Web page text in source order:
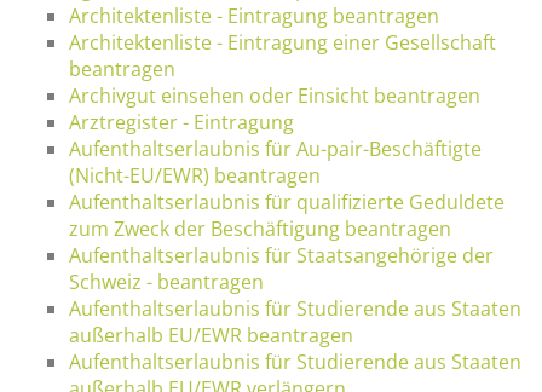
Architektenliste - Eintragung beantragen
Architektenliste - Eintragung einer Gesellschaft
beantragen
Archivgut einsehen oder Einsicht beantragen
Arztregister - Eintragung
Aufenthaltserlaubnis für Au-pair-Beschäftigte
(Nicht-EU/EWR) beantragen
Aufenthaltserlaubnis für qualifizierte Geduldete
zum Zweck der Beschäftigung beantragen
Aufenthaltserlaubnis für Staatsangehörige der
Schweiz - beantragen
Aufenthaltserlaubnis für Studierende aus Staaten
außerhalb EU/EWR beantragen
Aufenthaltserlaubnis für Studierende aus Staaten